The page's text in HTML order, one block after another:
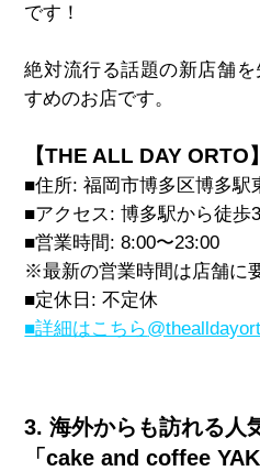
です！
絶対流行る話題の新店舗
すめのお店です。
【THE ALL DAY ORTO】
■住所:福岡市博多区博多駅
■アクセス :博多駅から徒歩
■営業時間: 8:00〜23:00
※最新の営業時間は店舗に
■定休日 :不定休
■詳細はこちら
3. 海外からも訪れる人
「cake and coffee